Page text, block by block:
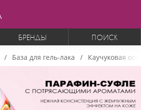
БРЕНДЫ ПОИСК
База для гель-лака Каучуковая